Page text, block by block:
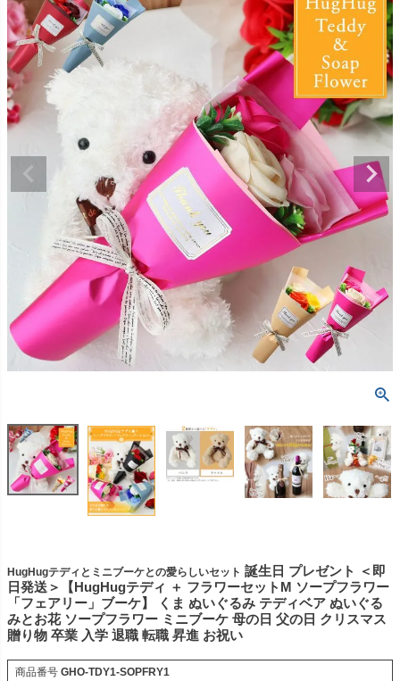
HugHugテディとミニブーケとの愛らしいセット 誕生日 プレゼント ＜即
日発送＞【HugHugテディ ＋ フラワーセットM ソープフラワー
「フェアリー」ブーケ】 くま ぬいぐるみ テディベア ぬいぐる
みとお花 ソープフラワー ミニブーケ 母の日 父の日 クリスマス
贈り物 卒業 入学 退職 転職 昇進 お祝い
商品番号 GHO-TDY1-SOPFRY1